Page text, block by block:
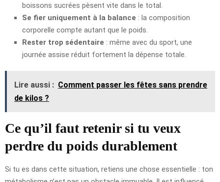
boissons sucrées pèsent vite dans le total.
Se fier uniquement à la balance : la composition
corporelle compte autant que le poids.
Rester trop sédentaire : même avec du sport, une
journée assise réduit fortement la dépense totale.
Lire aussi : Comment passer les fêtes sans prendre
de kilos ?
Ce qu’il faut retenir si tu veux
perdre du poids durablement
Si tu es dans cette situation, retiens une chose essentielle : ton